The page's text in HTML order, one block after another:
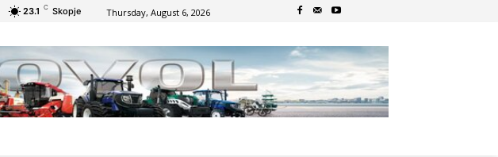
23.1 C Skopje Thursday, August 6, 2026